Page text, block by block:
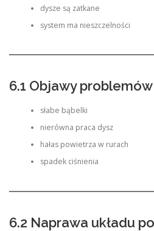
dysze są zatkane
system ma nieszczelności
6.1 Objawy
słabe bąbelki
nierówna praca dysz
hałas powietrza w rurach
spadek ciśnienia
6.2 Naprawa układu